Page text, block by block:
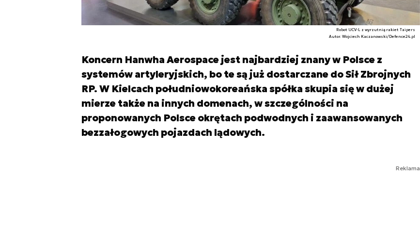
Robot UCV-L z wyrzutnią rakiet Taipers
Autor. Wojciech Kaczanowski/Defence24.pl
Koncern Hanwha Aerospace jest najbardziej znany w Polsce z
systemów artyleryjskich, bo te są już dostarczane do Sił Zbrojnych
RP. W Kielcach południowokoreańska spółka skupia się w dużej
mierze także na innych domenach, w szczególności na
proponowanych Polsce okrętach podwodnych i zaawansowanych
bezzałogowych pojazdach lądowych.
Reklama